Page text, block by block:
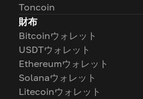
Toncoin
財布
Bitcoinウォレット
USDTウォレット
Ethereumウォレット
Solanaウォレット
Litecoinウォレット